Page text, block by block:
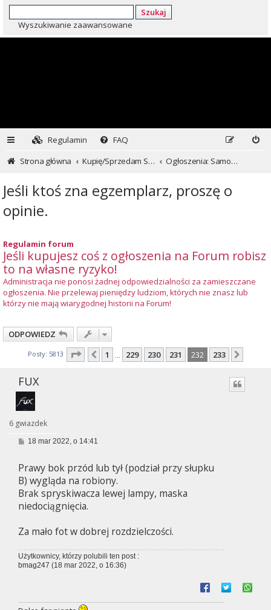
Szukaj
Wyszukiwanie zaawansowane
Regulamin
FAQ
Strona główna
Kupię/Sprzedam Subaru i nie tylko... Ogłoszenia: Samochody
Jeśli ktoś zna egzemplarz, proszę o
opinie.
Regulamin forum
Jeśli kupujesz coś z ogłoszenia na Forum robisz
to na własne ryzyko!
Administracja nie ponosi żadnej odpowiedzialności za zamieszczane
ogłoszenia. Nie przelewaj pieniędzy ludziom, których nie znasz lub
którzy nie mają wiarygodnej historii na Forum!
ODPOWIEDZ
Posty: 5813 Strona z233
Poprzednia
1 229 230 231 232 233
FUX
6 gwiazdek
P
t
18 mar 2022, o 14:41
Prawy bok przód lub tył (podział przy słupku
B) wygląda na robiony.
Brak spryskiwacza lewej lampy, maska
niedociągnięcia.
Za mało fot w dobrej rozdzielczości.
Użytkownicy, którzy polubili ten post :
bmag247 (18 mar 2022, o 16:36)